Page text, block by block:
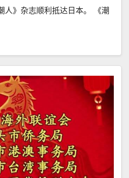
》杂志顺利抵达日本。 《潮